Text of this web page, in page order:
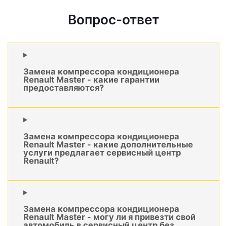
Вопрос-ответ
Замена компрессора кондиционера
Renault Master - какие гарантии
предоставляются?
Замена компрессора кондиционера
Renault Master - какие дополнительные
услуги предлагает сервисный центр
Renault?
Замена компрессора кондиционера
Renault Master - могу ли я привезти свой